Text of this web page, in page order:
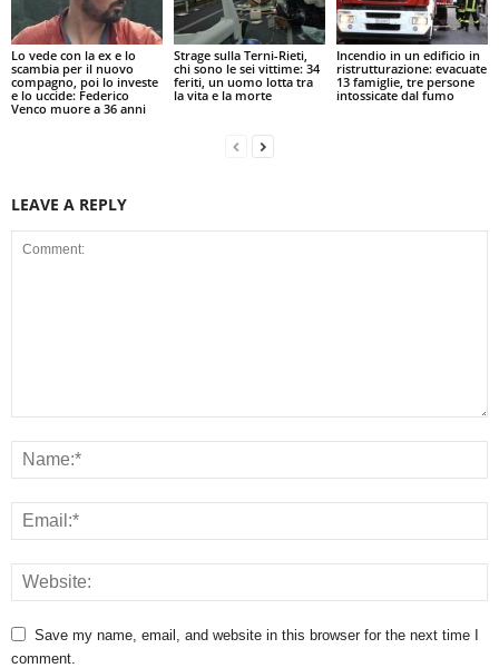
Lo vede con la ex e lo
scambia per il nuovo
compagno, poi lo investe
e lo uccide: Federico
Venco muore a 36 anni
Strage sulla Terni-Rieti,
chi sono le sei vittime: 34
feriti, un uomo lotta tra
la vita e la morte
Incendio in un edificio in
ristrutturazione: evacuate
13 famiglie, tre persone
intossicate dal fumo
LEAVE A REPLY
Save my name, email, and website in this browser for the next time I
comment.